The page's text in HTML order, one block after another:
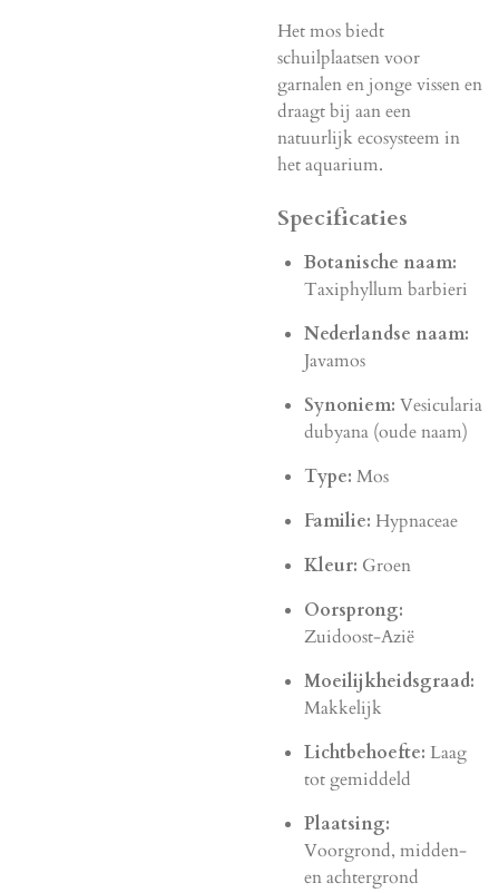
Het mos biedt
schuilplaatsen voor
garnalen en jonge vissen en
draagt bij aan een
natuurlijk ecosysteem in
het aquarium.
Specificaties
Botanische naam:
Taxiphyllum barbieri
Nederlandse naam:
Javamos
Synoniem: Vesicularia
dubyana (oude naam)
Type: Mos
Familie: Hypnaceae
Kleur: Groen
Oorsprong:
Zuidoost-Azië
Moeilijkheidsgraad:
Makkelijk
Lichtbehoefte: Laag
tot gemiddeld
Plaatsing:
Voorgrond, midden-
en achtergrond